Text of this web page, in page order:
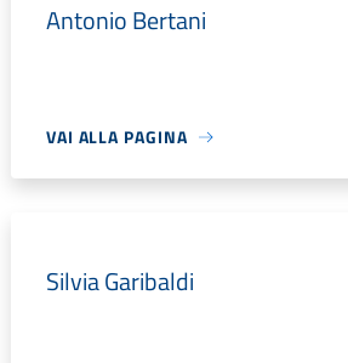
Antonio Bertani
VAI ALLA PAGINA
Silvia Garibaldi